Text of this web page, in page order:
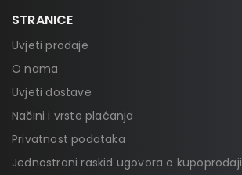
STRANICE
Uvjeti prodaje
O nama
Uvjeti dostave
Načini i vrste plaćanja
Privatnost podataka
Jednostrani raskid ugovora o kupoprodaji